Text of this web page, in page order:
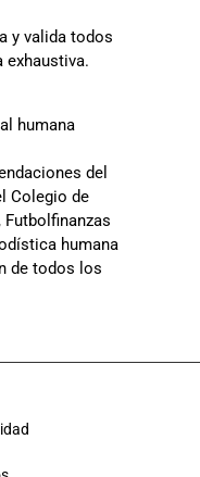
y valida todos
exhaustiva.
humana
del
Colegio de
humana
de todos los